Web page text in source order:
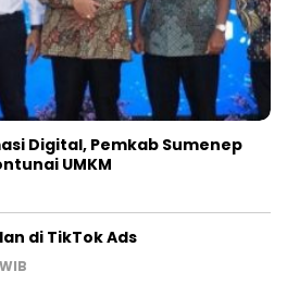
Digital, Pemkab Sumenep
UMKM
di TikTok Ads